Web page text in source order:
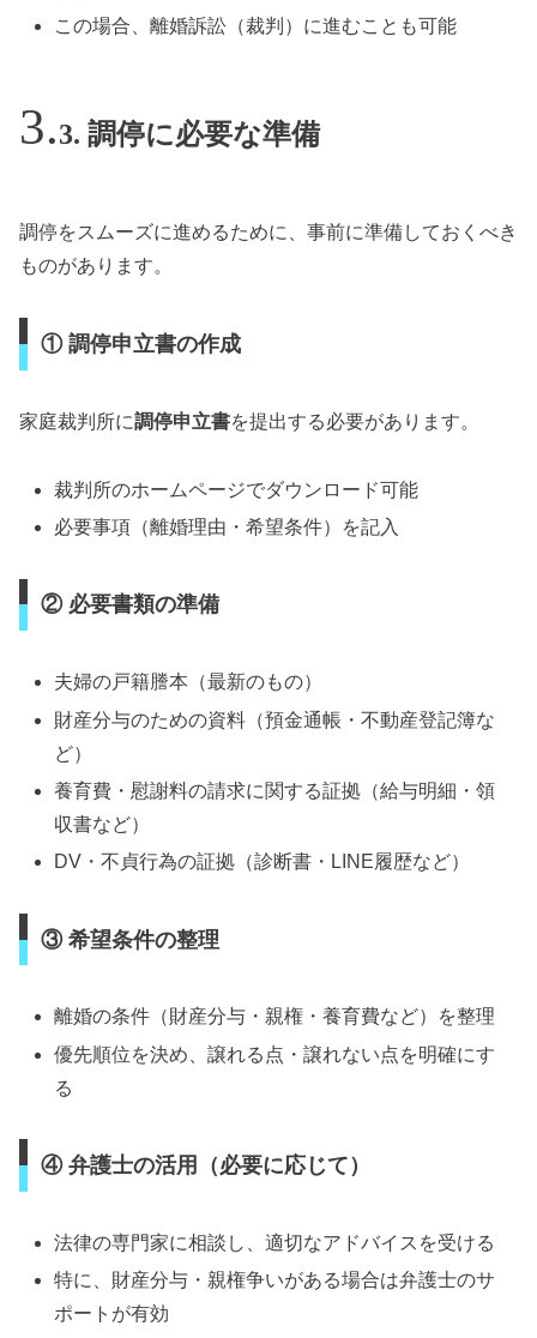
この場合、離婚訴訟（裁判）に進むことも可能
3. 調停に必要な準備
調停をスムーズに進めるために、事前に準備しておくべき
ものがあります。
① 調停申立書の作成
家庭裁判所に調停申立書を提出する必要があります。
裁判所のホームページでダウンロード可能
必要事項（離婚理由・希望条件）を記入
② 必要書類の準備
夫婦の戸籍謄本（最新のもの）
財産分与のための資料（預金通帳・不動産登記簿な
ど）
養育費・慰謝料の請求に関する証拠（給与明細・領
収書など）
DV・不貞行為の証拠（診断書・LINE履歴など）
③ 希望条件の整理
離婚の条件（財産分与・親権・養育費など）を整理
優先順位を決め、譲れる点・譲れない点を明確にす
る
④ 弁護士の活用（必要に応じて）
法律の専門家に相談し、適切なアドバイスを受ける
特に、財産分与・親権争いがある場合は弁護士のサ
ポートが有効